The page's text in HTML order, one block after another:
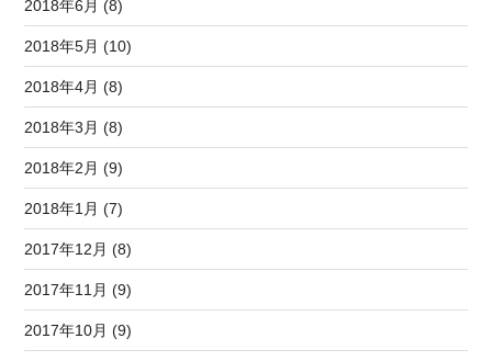
2018年6月 (8)
2018年5月 (10)
2018年4月 (8)
2018年3月 (8)
2018年2月 (9)
2018年1月 (7)
2017年12月 (8)
2017年11月 (9)
2017年10月 (9)